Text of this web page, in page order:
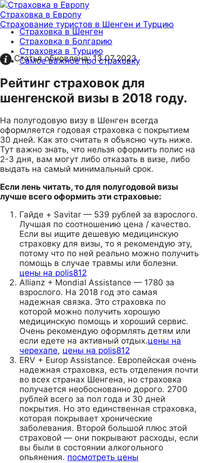
Страховка в Европу
Страхование туристов в Шенген и Турцию
Страховка в Шенген
Страховка в Болгарию
Страховка в Турцию
Самое важное про страховку
Статья обновлена:13.07.2023
Рейтинг страховок для
шенгенской визы в 2018 году.
На полугодовую визу в Шенген всегда
оформляется годовая страховка с покрытием
30 дней. Как это считать я объясню чуть ниже.
Тут важно знать, что нельзя оформить полис на
2-3 дня, вам могут либо отказать в визе, либо
выдать на самый минимальный срок.
Если лень читать, то для полугодовой визы
лучше всего оформить эти страховые:
Гайде + Savitar — 539 рублей за взрослого.
Лучшая по соотношению цена / качество.
Если вы ищите дешевую медицинскую
страховку для визы, то я рекомендую эту,
потому что по ней реально можно получить
помощь в случае травмы или болезни.
цены на polis812
Allianz + Mondial Assistance — 1780 за
взрослого. На 2018 год это самая
надежная связка. Это страховка по
которой можно получить хорошую
медицинскую помощь и хороший сервис.
Очень рекомендую оформлять детям или
если едете на активный отдых.цены на
черехапе, цены на polis812
ERV + Europ Assistance. Европейская очень
надежная страховка, есть отделения почти
во всех странах Шенгена, но страховка
получается необоснованно дорого. 2700
рублей всего за пол года и 30 дней
покрытия. Но это единственная страховка,
которая покрывает хронические
заболевания. Второй большой плюс этой
страховой — они покрывают расходы, если
вы были в состоянии алкогольного
опьянения. посмотреть цены